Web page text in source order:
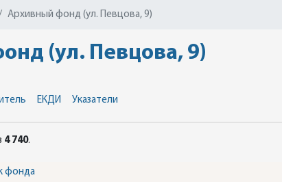
Архивный фонд (ул. Певцова, 9)
(ул. Певцова, 9)
ЕКДИ Указатели
4 740.
фонда